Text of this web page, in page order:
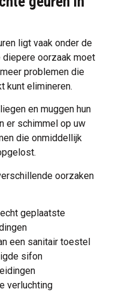
ligt vaak onder de
oorzaak moet
problemen die
kunt elimineren.
en muggen hun
er schimmel op uw
die onmiddellijk
oorzaken
geplaatste
een sanitair toestel
sifon
verluchting